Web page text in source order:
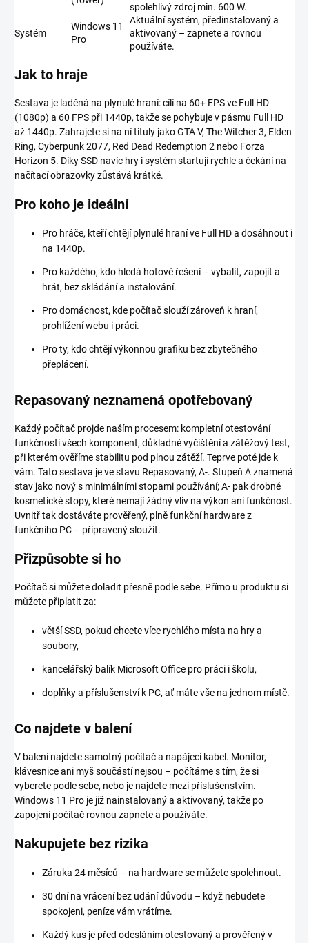
spolehlivý zdroj min. 600 W.
Systém
Windows 11
Pro
Aktuální systém, předinstalovaný a
aktivovaný – zapnete a rovnou
používáte.
Jak to hraje
Sestava je laděná na plynulé hraní: cílí na 60+ FPS ve Full HD
(1080p) a 60 FPS při 1440p, takže se pohybuje v pásmu Full HD
až 1440p. Zahrajete si na ní tituly jako GTA V, The Witcher 3, Elden
Ring, Cyberpunk 2077, Red Dead Redemption 2 nebo Forza
Horizon 5. Díky SSD navíc hry i systém startují rychle a čekání na
načítací obrazovky zůstává krátké.
Pro koho je ideální
Pro hráče, kteří chtějí plynulé hraní ve Full HD a dosáhnout i
na 1440p.
Pro každého, kdo hledá hotové řešení – vybalit, zapojit a
hrát, bez skládání a instalování.
Pro domácnost, kde počítač slouží zároveň k hraní,
prohlížení webu i práci.
Pro ty, kdo chtějí výkonnou grafiku bez zbytečného
přeplácení.
Repasovaný neznamená opotřebovaný
Každý počítač projde naším procesem: kompletní otestování
funkčnosti všech komponent, důkladné vyčištění a zátěžový test,
při kterém ověříme stabilitu pod plnou zátěží. Teprve poté jde k
vám. Tato sestava je ve stavu Repasovaný, A-. Stupeň A znamená
stav jako nový s minimálními stopami používání; A- pak drobné
kosmetické stopy, které nemají žádný vliv na výkon ani funkčnost.
Uvnitř tak dostáváte prověřený, plně funkční hardware z
funkčního PC – připravený sloužit.
Přizpůsobte si ho
Počítač si můžete doladit přesně podle sebe. Přímo u produktu si
můžete připlatit za:
větší SSD, pokud chcete více rychlého místa na hry a
soubory,
kancelářský balík Microsoft Office pro práci i školu,
doplňky a příslušenství k PC, ať máte vše na jednom místě.
Co najdete v balení
V balení najdete samotný počítač a napájecí kabel. Monitor,
klávesnice ani myš součástí nejsou – počítáme s tím, že si
vyberete podle sebe, nebo je najdete mezi příslušenstvím.
Windows 11 Pro je již nainstalovaný a aktivovaný, takže po
zapojení počítač rovnou zapnete a používáte.
Nakupujete bez rizika
Záruka 24 měsíců – na hardware se můžete spolehnout.
30 dní na vrácení bez udání důvodu – když nebudete
spokojeni, peníze vám vrátíme.
Každý kus je před odesláním otestovaný a prověřený v